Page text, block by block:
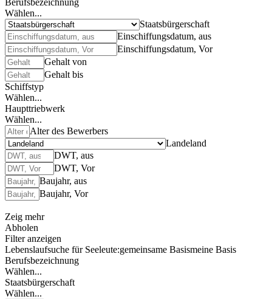
Berufsbezeichnung
Wählen...
Staatsbürgerschaft
Einschiffungsdatum, aus
Einschiffungsdatum, Vor
Gehalt von
Gehalt bis
Schiffstyp
Wählen...
Haupttriebwerk
Wählen...
Alter des Bewerbers
Landeland
DWT, aus
DWT, Vor
Baujahr, aus
Baujahr, Vor
Zeig mehr
Abholen
Filter anzeigen
Lebenslaufsuche für Seeleute:gemeinsame Basismeine Basis
Berufsbezeichnung
Wählen...
Staatsbürgerschaft
Wählen...